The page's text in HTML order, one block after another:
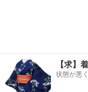
【求】
状態が悪